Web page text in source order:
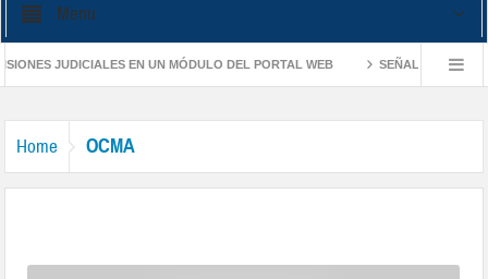
Menu
JUDICIALES EN UN MÓDULO DEL PORTAL WEB SEÑALAN QUE
Home OCMA